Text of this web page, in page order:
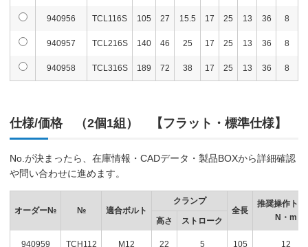
940956 TCL116S 105 27 15.5 17 25 13 36 8
940957 TCL216S 140 46 25 17 25 13 36 8
940958 TCL316S 189 72 38 17 25 13 36 8
仕様/価格 （2個1組） 【フラット・標準仕様】
No.が決まったら、在庫情報・CADデータ・製品BOXから詳細確認
や問い合わせに進めます。
オーダー№ № 適合ボルト
クランプ
全長
推奨操作ト
N・m
高さ ストローク
940959 TCH112 M12 22 5 105 12